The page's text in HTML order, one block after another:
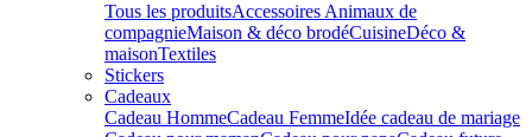
Tous les produitsAccessoires Animaux de
compagnieMaison & déco brodéCuisineDéco &
maisonTextiles
Stickers
Cadeaux
Cadeau HommeCadeau FemmeIdée cadeau de mariage​